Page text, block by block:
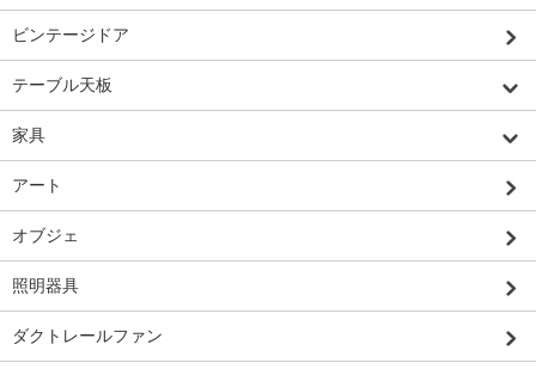
ビンテージドア
テーブル天板
家具
アート
オブジェ
照明器具
ダクトレールファン